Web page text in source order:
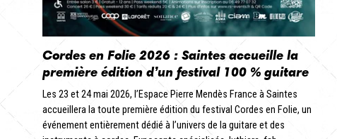
Cordes en Folie 2026 : Saintes accueille la
première édition d’un festival 100 % guitare
Les 23 et 24 mai 2026, l’Espace Pierre Mendès France à Saintes
accueillera la toute première édition du festival Cordes en Folie, un
événement entièrement dédié à l’univers de la guitare et des